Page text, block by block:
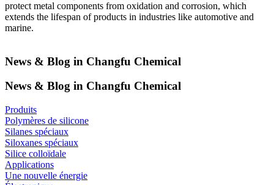
protect metal components from oxidation and corrosion, which
extends the lifespan of products in industries like automotive and
marine.
News & Blog in Changfu Chemical
News & Blog in Changfu Chemical
Produits
Polymères de silicone
Silanes spéciaux
Siloxanes spéciaux
Silice colloïdale
Applications
Une nouvelle énergie